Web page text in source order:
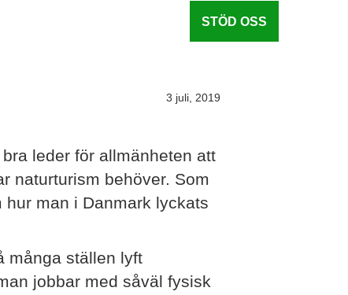
STÖD OSS
3 juli, 2019
leder för allmänheten att
naturturism behöver. Som
man i Danmark lyckats
många ställen lyft
jobbar med såväl fysisk